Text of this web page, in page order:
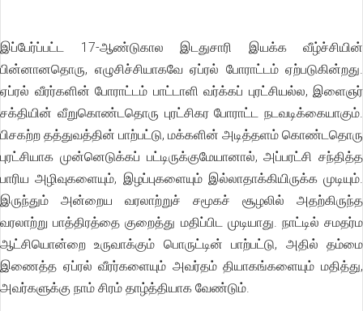
இப்பேர்ப்பட்ட 17-ஆண்டுகால இடதுசாரி இயக்க வீழ்ச்சியின்
பின்னானதொரு, எழுசிச்சியாகவே ஏப்ரல் போராட்டம் ஏற்படுகின்றது.
ஏப்ரல் வீரர்களின் போராட்டம் பாட்டாளி வர்க்கப் புரட்சியல்ல, இளைஞர்
சக்தியின் வீறுகொண்டதொரு புரட்சிகர போராட்ட நடவடிக்கையாகும்.
பிசகற்ற தத்துவத்தின் பாற்பட்டு, மக்களின் அடித்தளம் கொண்டதொரு
புரட்சியாக முன்னெடுக்கப் பட்டிருக்குமேயானால், அப்பரட்சி சந்தித்த
பாரிய அழிவுகளையும், இழப்புகளையும் இல்லாதாக்கியிருக்க முடியும்.
இருந்தும் அன்றைய வரலாற்றுச் சமூகச் சூழலில் அதற்கிருந்த
வரலாற்று பாத்திரத்தை குறைத்து மதிப்பிட முடியாது. நாட்டில் சமதர்ம
ஆட்சியொன்றை உருவாக்கும் பொருட்டின் பாற்பட்டு, அதில் தம்மை
இணைத்த ஏப்ரல் வீரர்களையும் அவர்தம் தியாகங்களையும் மதித்து,
அவர்களுக்கு நாம் சிரம் தாழ்த்தியாக வேண்டும்.